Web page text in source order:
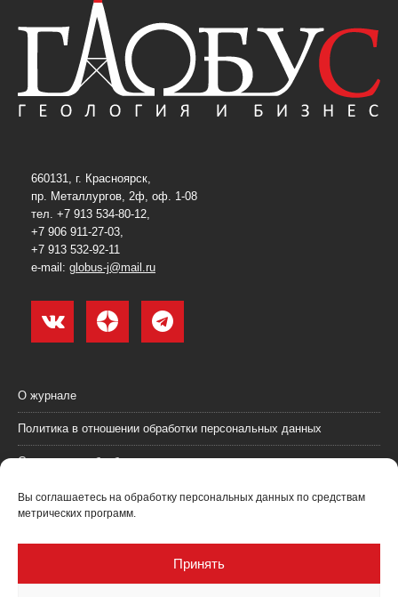
Вы соглашаетесь на обработку персональных данных по средствам
метрических программ.
Принять
660131, г. Красноярск,
пр. Металлургов, 2ф, оф. 1-08
тел. +7 913 534-80-12,
+7 906 911-27-03,
+7 913 532-92-11
e-mail: globus-j@mail.ru
О журнале
Политика в отношении обработки персональных данных
Согласие на обработку персональных данных
Пользовательское соглашение (оферта)